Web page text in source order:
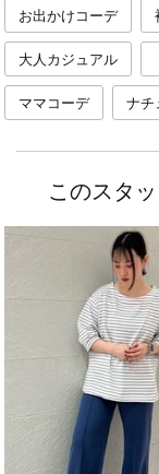
お出かけコーデ
大人カジュアル
ママコーデ ナチ
このスタ